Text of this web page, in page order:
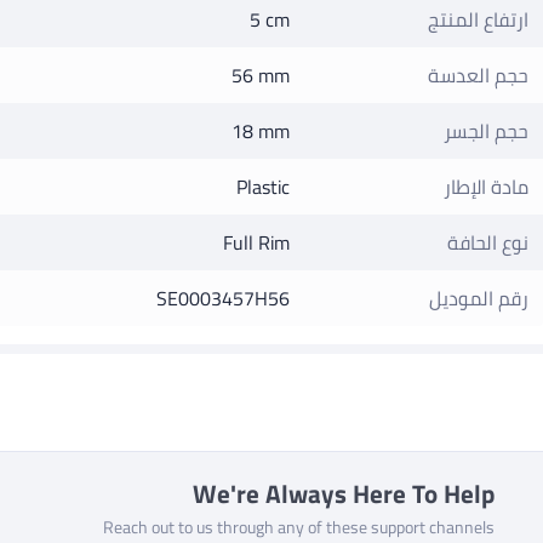
ارتفاع المنتج
5 cm
حجم العدسة
56 mm
حجم الجسر
18 mm
مادة الإطار
Plastic
نوع الحافة
Full Rim
رقم الموديل
SE0003457H56
We're Always Here To Help
Reach out to us through any of these support channels